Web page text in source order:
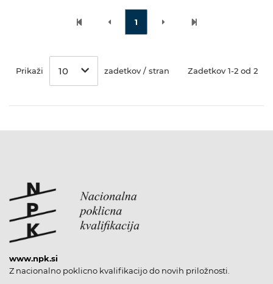
1
Prikaži 10 zadetkov / stran Zadetkov 1-2 od 2
www.npk.si
Z nacionalno poklicno kvalifikacijo do novih priložnosti.